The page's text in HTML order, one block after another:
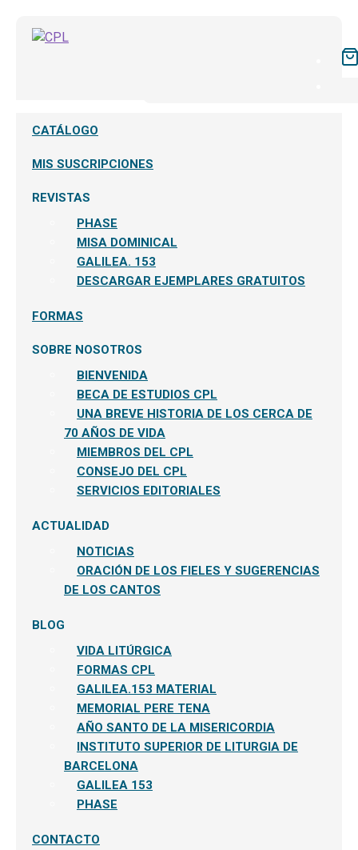
CATÁLOGO
MIS SUSCRIPCIONES
REVISTAS
PHASE
MISA DOMINICAL
GALILEA. 153
DESCARGAR EJEMPLARES GRATUITOS
FORMAS
SOBRE NOSOTROS
BIENVENIDA
BECA DE ESTUDIOS CPL
UNA BREVE HISTORIA DE LOS CERCA DE
70 AÑOS DE VIDA
MIEMBROS DEL CPL
CONSEJO DEL CPL
SERVICIOS EDITORIALES
ACTUALIDAD
NOTICIAS
ORACIÓN DE LOS FIELES Y SUGERENCIAS
DE LOS CANTOS
BLOG
VIDA LITÚRGICA
FORMAS CPL
GALILEA.153 MATERIAL
MEMORIAL PERE TENA
AÑO SANTO DE LA MISERICORDIA
INSTITUTO SUPERIOR DE LITURGIA DE
BARCELONA
GALILEA 153
PHASE
CONTACTO